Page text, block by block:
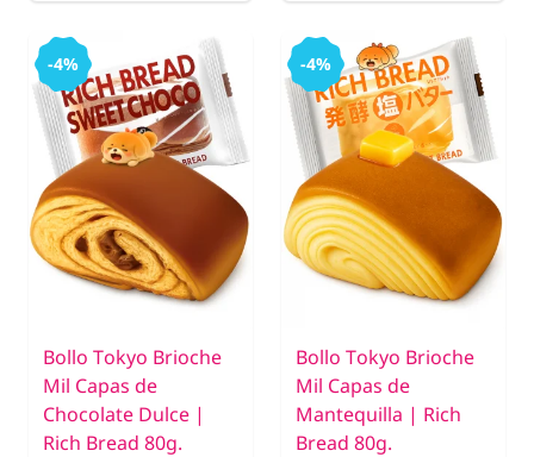
-4%
Bollo Tokyo Brioche
Mil Capas de
Chocolate Dulce |
Rich Bread 80g.
-4%
Bollo Tokyo Brioche
Mil Capas de
Mantequilla | Rich
Bread 80g.